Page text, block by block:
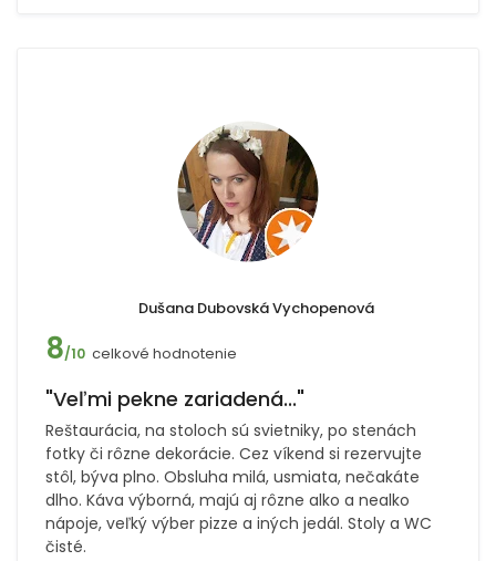
Dušana Dubovská Vychopenová
8/10 celkové hodnotenie
"Veľmi pekne zariadená..."
Reštaurácia, na stoloch sú svietniky, po stenách
fotky či rôzne dekorácie. Cez víkend si rezervujte
stôl, býva plno. Obsluha milá, usmiata, nečakáte
dlho. Káva výborná, majú aj rôzne alko a nealko
nápoje, veľký výber pizze a iných jedál. Stoly a WC
čisté.